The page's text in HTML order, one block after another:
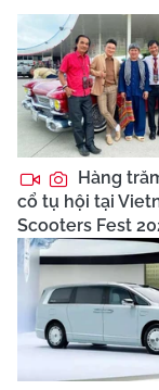
Hàng
cổ tụ hội tại
Scooters Fest